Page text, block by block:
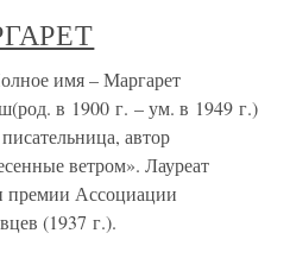
имя – Маргарет
в 1900 г. – ум. в 1949 г.)
автор
ветром». Лауреат
премии Ассоциации
(1937 г.).